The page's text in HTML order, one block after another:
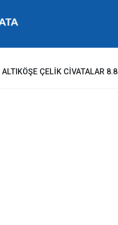
ALTIKÖŞE ÇELİK CİVATALAR 8.8